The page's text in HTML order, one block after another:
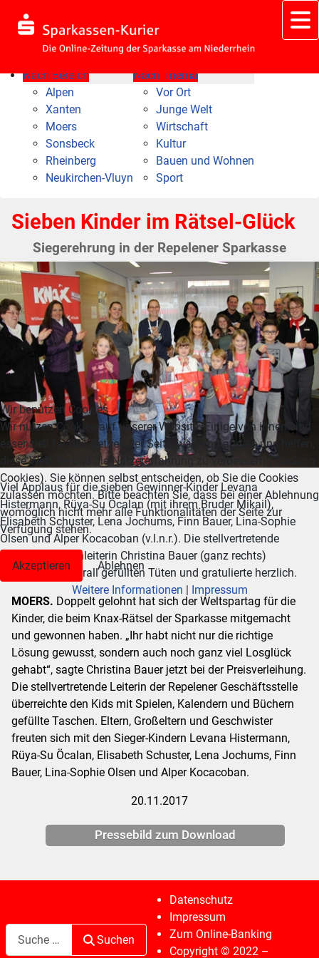
Nach Bereich
Alpen
Xanten
Moers
Sonsbeck
Rheinberg
Neukirchen-Vluyn
Nach Thema
Vor Ort
Junge Welt
Wirtschaft
Kultur
Bauen und Wohnen
Sport
Sieben Kinder im Rätsel-Glück
Siegerehrung in der Repelener Sparkasse
Viel Applaus für die sieben Gewinner-Kinder Levana
Histermann, Rüya-Su Öcalan (mit ihrem Bruder Mikail),
Elisabeth Schuster, Lena Jochums, Finn Bauer, Lina-Sophie
Olsen und Alper Kocacoban (v.l.n.r.). Die stellvertretende
Geschäftsstellenleiterin Christina Bauer (ganz rechts)
überreichte die prall gefüllten Tüten und gratulierte herzlich.
MOERS. Doppelt gelohnt hat sich der Weltspartag für die
Kinder, die beim Knax-Rätsel der Sparkasse mitgemacht
und gewonnen haben. „Ihr habt nicht nur die richtige
Lösung gewusst, sondern auch noch ganz viel Losglück
gehabt“, sagte Christina Bauer jetzt bei der Preisverleihung.
Die stellvertretende Leiterin der Repelener Geschäftsstelle
überreichte den Kids mit Spielen, Kalendern und Büchern
gefüllte Taschen. Eltern, Großeltern und Geschwister
freuten sich mit den Sieger-Kindern Levana Histermann,
Rüya-Su Öcalan, Elisabeth Schuster, Lena Jochums, Finn
Bauer, Lina-Sophie Olsen und Alper Kocacoban.
20.11.2017
Pressebild zum Download
Suchen
Datenschutz
Impressum
Zum Online-Banking
Copyright © 2022 –
Wir benutzen Cookies
Wir nutzen Cookies auf unserer Website. Einige von ihnen sind
essenziell für den Betrieb der Seite, während andere uns helfen,
diese Website und die Nutzererfahrung zu verbessern (Tracking
Cookies). Sie können selbst entscheiden, ob Sie die Cookies
zulassen möchten. Bitte beachten Sie, dass bei einer Ablehnung
womöglich nicht mehr alle Funktionalitäten der Seite zur
Verfügung stehen.
Akzeptieren
Ablehnen
Weitere Informationen | Impressum